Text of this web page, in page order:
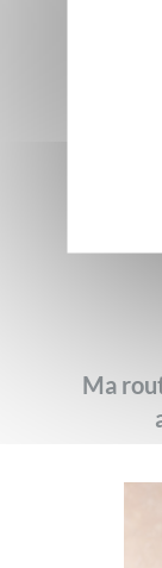
Ma